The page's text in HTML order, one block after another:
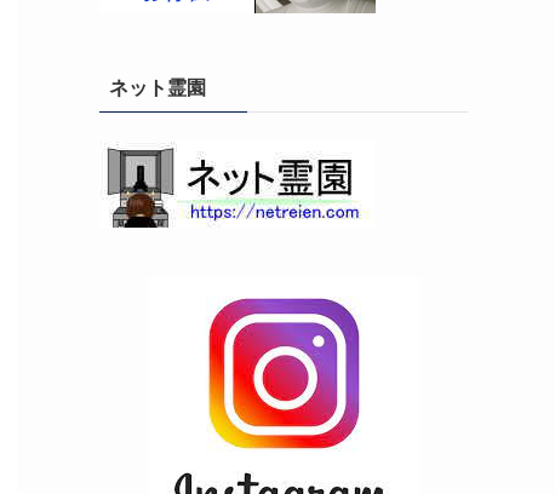
ネット霊園